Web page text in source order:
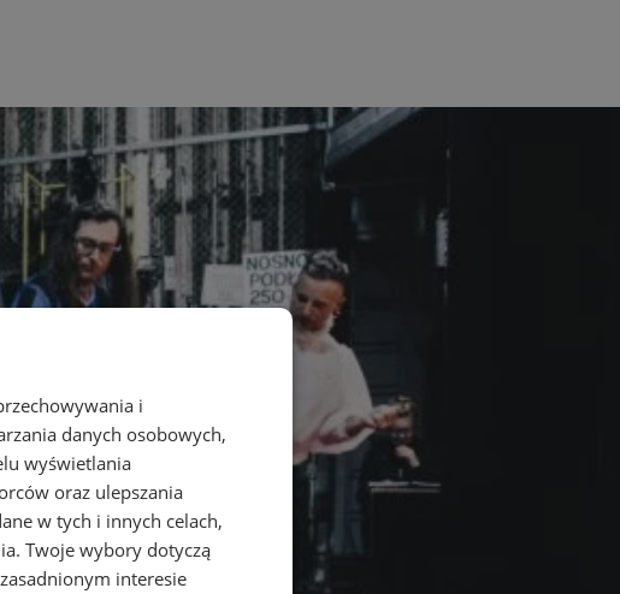
i
danych osobowych,
wyświetlania
oraz ulepszania
w tych i innych celach,
Twoje wybory dotyczą
interesie